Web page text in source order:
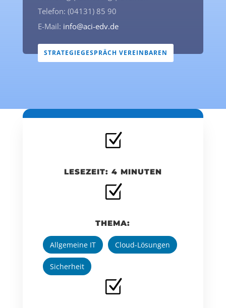
Telefon: (04131) 85 90
E-Mail: info@aci-edv.de
STRATEGIEGESPRÄCH VEREINBAREN
Z
LESEZEIT: 4 MINUTEN
Z
THEMA:
Allgemeine IT Cloud-Lösungen
Sicherheit
Z